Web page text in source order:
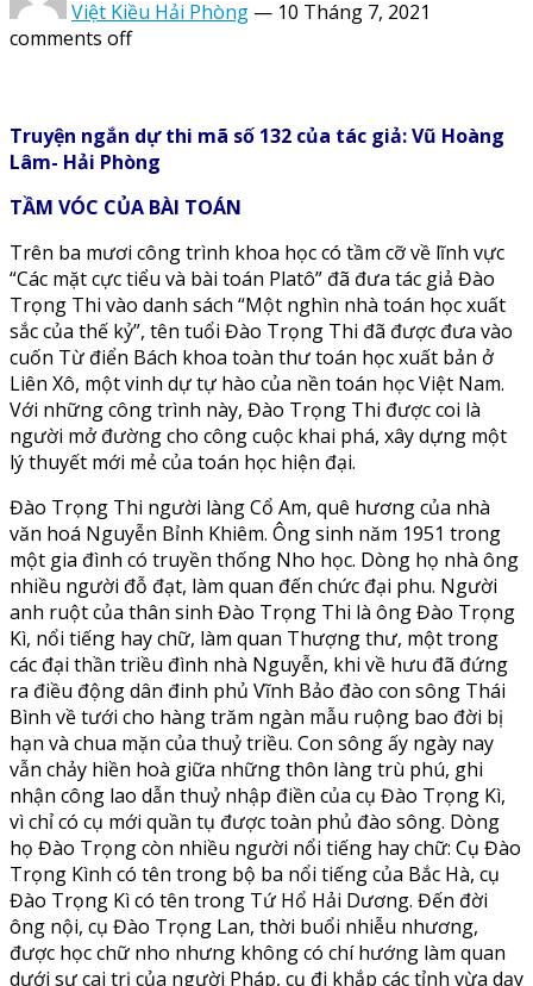
Việt Kiều Hải Phòng — 10 Tháng 7, 2021
comments off
Truyện ngắn dự thi mã số 132 của tác giả: Vũ Hoàng
Lâm- Hải Phòng
TẦM VÓC CỦA BÀI TOÁN
Trên ba mươi công trình khoa học có tầm cỡ về lĩnh vực
“Các mặt cực tiểu và bài toán Platô” đã đưa tác giả Đào
Trọng Thi vào danh sách “Một nghìn nhà toán học xuất
sắc của thế kỷ”, tên tuổi Đào Trọng Thi đã được đưa vào
cuốn Từ điển Bách khoa toàn thư toán học xuất bản ở
Liên Xô, một vinh dự tự hào của nền toán học Việt Nam.
Với những công trình này, Đào Trọng Thi được coi là
người mở đường cho công cuộc khai phá, xây dựng một
lý thuyết mới mẻ của toán học hiện đại.
Đào Trọng Thi người làng Cổ Am, quê hương của nhà
văn hoá Nguyễn Bỉnh Khiêm. Ông sinh năm 1951 trong
một gia đình có truyền thống Nho học. Dòng họ nhà ông
nhiều người đỗ đạt, làm quan đến chức đại phu. Người
anh ruột của thân sinh Đào Trọng Thi là ông Đào Trọng
Kì, nổi tiếng hay chữ, làm quan Thượng thư, một trong
các đại thần triều đình nhà Nguyễn, khi về hưu đã đứng
ra điều động dân đinh phủ Vĩnh Bảo đào con sông Thái
Bình về tưới cho hàng trăm ngàn mẫu ruộng bao đời bị
hạn và chua mặn của thuỷ triều. Con sông ấy ngày nay
vẫn chảy hiền hoà giữa những thôn làng trù phú, ghi
nhận công lao dẫn thuỷ nhập điền của cụ Đào Trọng Kì,
vì chỉ có cụ mới quần tụ được toàn phủ đào sông. Dòng
họ Đào Trọng còn nhiều người nổi tiếng hay chữ: Cụ Đào
Trọng Kình có tên trong bộ ba nổi tiếng của Bắc Hà, cụ
Đào Trọng Kì có tên trong Tứ Hổ Hải Dương. Đến đời
ông nội, cụ Đào Trọng Lan, thời buổi nhiễu nhương,
được học chữ nho nhưng không có chí hướng làm quan
dưới sự cai trị của người Pháp, cụ đi khắp các tỉnh vừa dạy